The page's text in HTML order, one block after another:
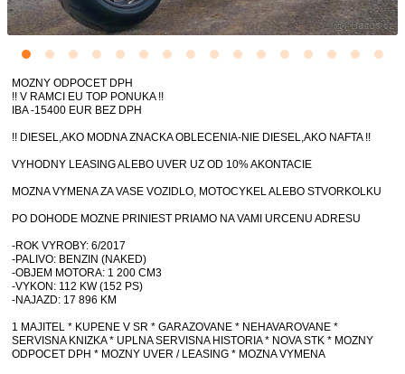
MOZNY ODPOCET DPH
!! V RAMCI EU TOP PONUKA !!
IBA -15400 EUR BEZ DPH
!! DIESEL,AKO MODNA ZNACKA OBLECENIA-NIE DIESEL,AKO NAFTA !!
VYHODNY LEASING ALEBO UVER UZ OD 10% AKONTACIE
MOZNA VYMENA ZA VASE VOZIDLO, MOTOCYKEL ALEBO STVORKOLKU
PO DOHODE MOZNE PRINIEST PRIAMO NA VAMI URCENU ADRESU
-ROK VYROBY: 6/2017
-PALIVO: BENZIN (NAKED)
-OBJEM MOTORA: 1 200 CM3
-VYKON: 112 KW (152 PS)
-NAJAZD: 17 896 KM
1 MAJITEL * KUPENE V SR * GARAZOVANE * NEHAVAROVANE *
SERVISNA KNIZKA * UPLNA SERVISNA HISTORIA * NOVA STK * MOZNY
ODPOCET DPH * MOZNY UVER / LEASING * MOZNA VYMENA